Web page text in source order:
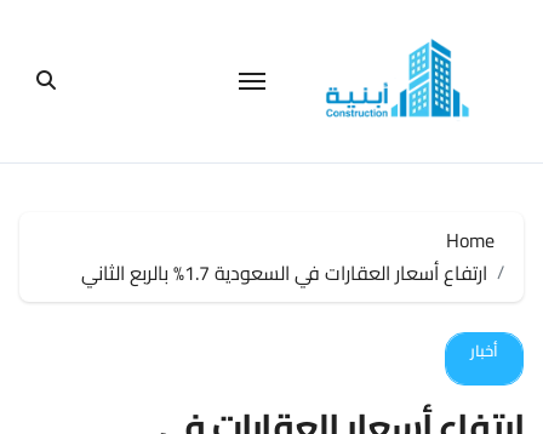
Home
ارتفاع أسعار العقارات في السعودية 1.7% بالربع الثاني
أخبار